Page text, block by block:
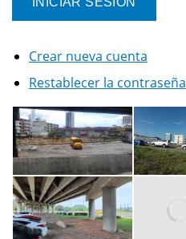
Crear nueva cuenta
Restablecer la contraseña